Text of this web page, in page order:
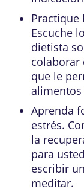
Practique
Escuche
dietista
colaborar
que le
alimentos
Aprenda
estrés.
la
para
escribir
meditar.